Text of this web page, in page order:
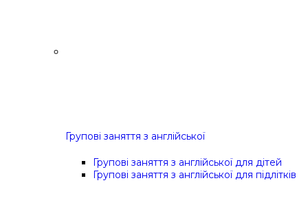
Групові заняття з англійської
Групові заняття з англійської для дітей
Групові заняття з англійської для підлітків